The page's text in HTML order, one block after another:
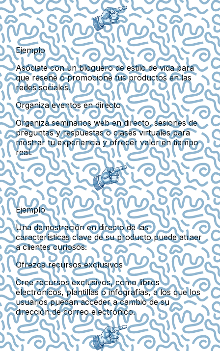
Ejemplo
Asóciate con un bloguero de estilo de vida para
que reseñe o promocione tus productos en las
redes sociales.
Organiza eventos en directo
Organiza seminarios web en directo, sesiones de
preguntas y respuestas o clases virtuales para
mostrar tu experiencia y ofrecer valor en tiempo
real.
Ejemplo
Una demostración en directo de las
características clave de su producto puede atraer
a clientes curiosos.
Ofrezca recursos exclusivos
Cree recursos exclusivos, como libros
electrónicos, plantillas o infografías, a los que los
usuarios puedan acceder a cambio de su
dirección de correo electrónico.